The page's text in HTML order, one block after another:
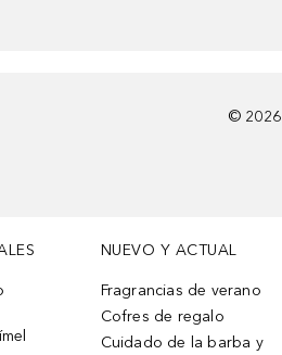
© 2026
NUEVO Y ACTUAL
Fragrancias de verano
Cofres de regalo
Cuidado de la barba y